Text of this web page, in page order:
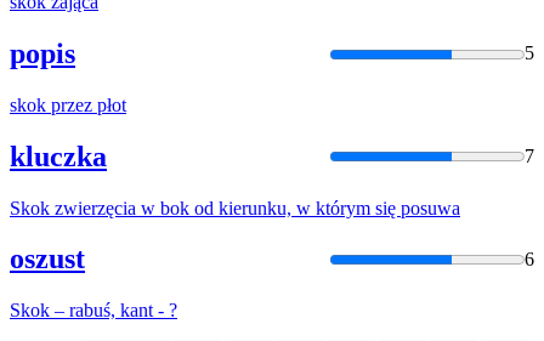
popis 5
skok przez płot
kluczka 7
Skok zwierzęcia w bok od kierunku, w którym się posuwa
oszust 6
Skok – rabuś, kant - ?